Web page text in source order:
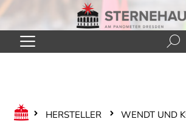
Zum Hauptinhalt springen
HERSTELLER WENDT UND